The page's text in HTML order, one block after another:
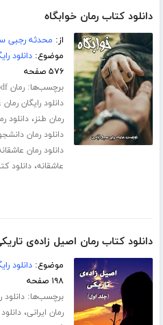
دانلود کتاب رمان خوابگاه
از: محدثه رجبی
موضوع:دانلود
۵۷۶ صفحه
برچسب‌ها:رمان pdf
دانلود رایگان
رمان طنز،دانلود
دانلود رمان
دانلود رمان
عاشقانه،دانلود
دانلود کتاب رمان اصیل زاده‌ی
موضوع:دانلود
۱۹۸ صفحه
برچسب‌ها:
رمان ایرانی،